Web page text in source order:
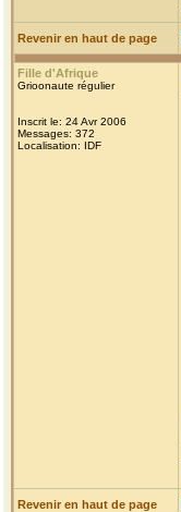
Revenir en haut de page
Fille d'Afrique
Grioonaute régulier
Inscrit le: 24 Avr 2006
Messages: 372
Localisation: IDF
Revenir en haut de page